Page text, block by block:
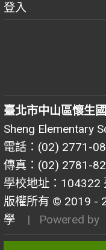
登入
臺北市中山區懷生
Sheng Elementary
電話：(02) 2771-
傳真：(02) 2781-
學校地址：104322
版權所有 © 2019 -
學
| Powered by